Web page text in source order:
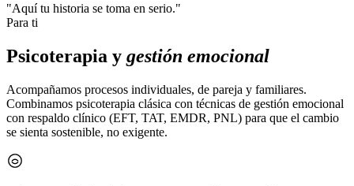
"Aquí tu historia se toma en serio."
Para ti
Psicoterapia y gestión emocional
Acompañamos procesos individuales, de pareja y familiares.
Combinamos psicoterapia clásica con técnicas de gestión emocional
con respaldo clínico (EFT, TAT, EMDR, PNL) para que el cambio
se sienta sostenible, no exigente.